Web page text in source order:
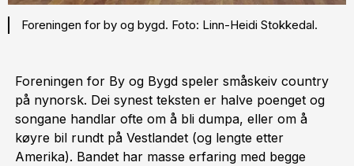
Foreningen for by og bygd. Foto: Linn-Heidi Stokkedal.
Foreningen for By og Bygd speler småskeiv country
på nynorsk. Dei synest teksten er halve poenget og
songane handlar ofte om å bli dumpa, eller om å
køyre bil rundt på Vestlandet (og lengte etter
Amerika). Bandet har masse erfaring med begge